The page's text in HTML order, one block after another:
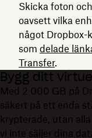
Skicka foton
oavsett vilka
något Dropbox-
som delade
Transfer.
Bygg ditt
Med 2 000 GB på
säkert på ett enda
krypterade, utan
vi inte säljer dina